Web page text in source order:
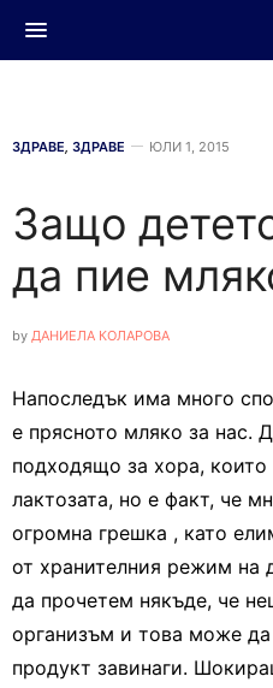
ЗДРАВЕ, ЗДРАВЕ ЮЛИ 1, 2015
Защо
да пие
by ДАНИЕЛА КОЛАРОВА
Напоследък има много
е прясното мляко за нас.
подходящо за хора,
лактозата, но е факт, че
огромна грешка , като
от хранителния режим на
да прочетем някъде, че
организъм и това може
продукт завинаги.